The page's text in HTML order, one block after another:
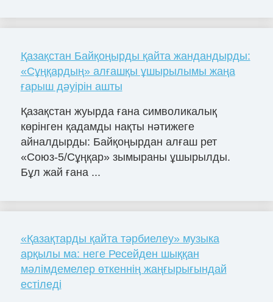
Қазақстан Байқоңырды қайта жандандырды:
«Сұңқардың» алғашқы ұшырылымы жаңа
ғарыш дәуірін ашты
Қазақстан жуырда ғана символикалық
көрінген қадамды нақты нәтижеге
айналдырды: Байқоңырдан алғаш рет
«Союз-5/Сұңқар» зымыраны ұшырылды.
Бұл жай ғана ...
«Қазақтарды қайта тәрбиелеу» музыка
арқылы ма: неге Ресейден шыққан
мәлімдемелер өткеннің жаңғырығындай
естіледі